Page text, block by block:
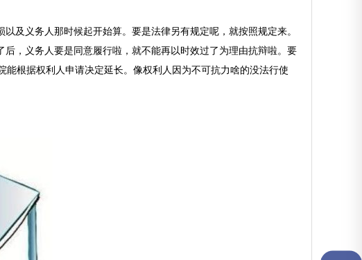
及义务人那时候起开始算。要是法律另有规定呢，就按照规定来。
，义务人要是同意履行啦，就不能再以时效过了为理由抗辩啦。要
根据权利人申请决定延长。像权利人因为不可抗力啥的没法行使